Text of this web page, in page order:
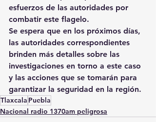
esfuerzos de las autoridades por
combatir este flagelo.
Se espera que en los próximos días,
las autoridades correspondientes
brinden más detalles sobre las
investigaciones en torno a este caso
y las acciones que se tomarán para
garantizar la seguridad en la región.
Tlaxcala Puebla
Nacional radio 1370am peligrosa